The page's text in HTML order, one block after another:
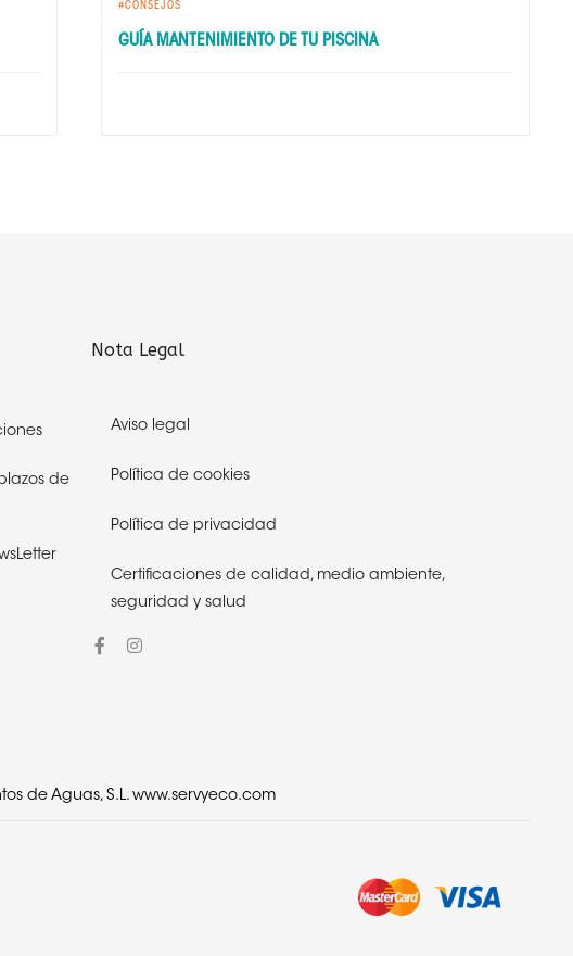
CONSEJOS
GUÍA MANTENIMIENTO DE TU PISCINA
de
Nota Legal
Aviso legal
Política de cookies
Política de privacidad
Certificaciones de calidad, medio ambiente,
seguridad y salud
de Aguas, S.L. www.servyeco.com